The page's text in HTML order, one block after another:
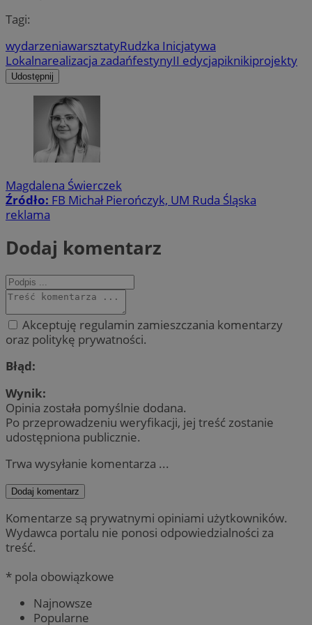
Tagi:
wydarzeniawarsztatyRudzka Inicjatywa
Lokalnarealizacja zadańfestynyII edycjapiknikiprojekty
Udostępnij
Magdalena Świerczek
Źródło: FB Michał Pierończyk, UM Ruda Śląska
reklama
Dodaj komentarz
Akceptuję regulamin zamieszczania komentarzy
oraz politykę prywatności.
Błąd:
Wynik:
Opinia została pomyślnie dodana.
Po przeprowadzeniu weryfikacji, jej treść zostanie
udostępniona publicznie.
Trwa wysyłanie komentarza ...
Dodaj komentarz
Komentarze są prywatnymi opiniami użytkowników.
Wydawca portalu nie ponosi odpowiedzialności za
treść.
* pola obowiązkowe
Najnowsze
Popularne